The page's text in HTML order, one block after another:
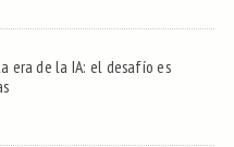
era de la IA: el desafío es